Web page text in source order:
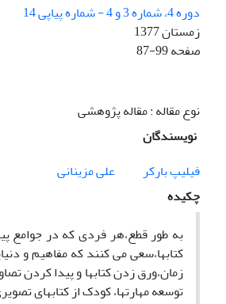
دوره 4، شماره 3 و 4 - شماره پیاپی 14
زمستان 1377
صفحه87-99
نوع مقاله : مقاله پژوهشی
نویسندگان
فیلیپ بارکر
علی مزینانی
چکیده
کتابها،سعی می کنند که مفاهیم و
زمان،ورق زدن کتابها و پیدا کردن
توسعه مهارتها، کودک از کتابهای